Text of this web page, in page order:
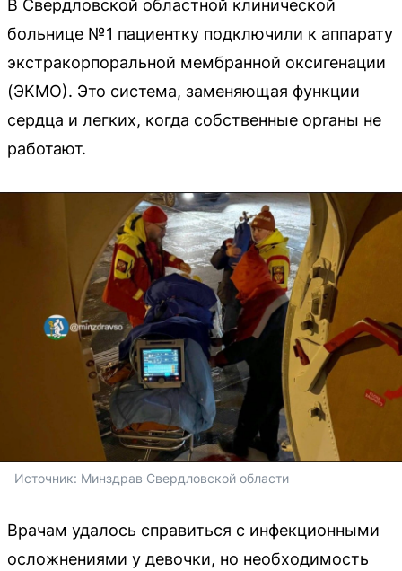
В Свердловской областной клинической
больнице №1 пациентку подключили к аппарату
экстракорпоральной мембранной оксигенации
(ЭКМО). Это система, заменяющая функции
сердца и легких, когда собственные органы не
работают.
Источник: Минздрав Свердловской области
Врачам удалось справиться с инфекционными
осложнениями у девочки, но необходимость